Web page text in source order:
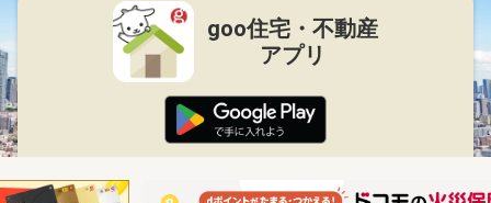
goo住宅・不動産
アプリ